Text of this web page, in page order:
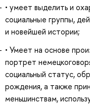
• умеет выделить и
социальные группы,
и новейшей истории;
• Умеет на основе
портрет
социальный статус,
рождения, а также
меньшинствам,